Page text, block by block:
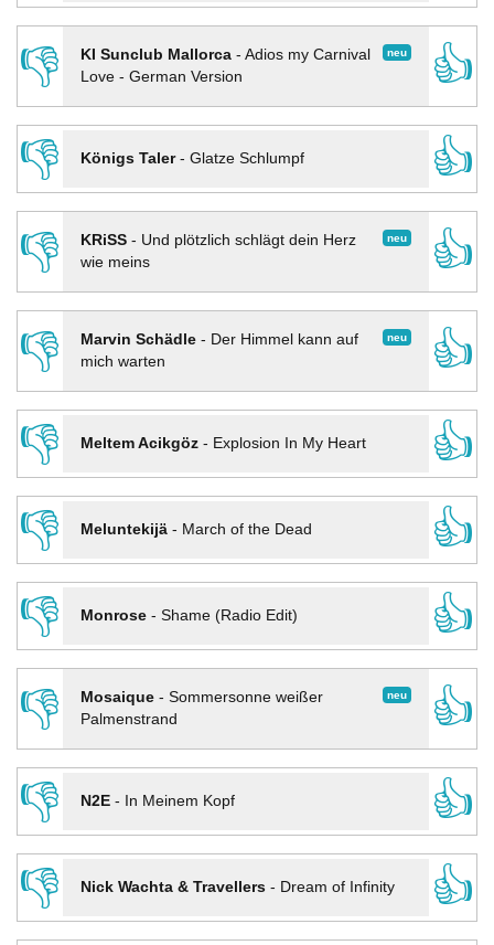
👎
neu
KI Sunclub Mallorca- Adios my Carnival
Love - German Version
👍
👎
Königs Taler- Glatze Schlumpf
👍
👎
neu
KRiSS- Und plötzlich schlägt dein Herz
wie meins
👍
👎 neu
Marvin Schädle- Der Himmel kann auf
mich warten
👍
👎
Meltem Acikgöz- Explosion In My Heart
👍
👎
Meluntekijä- March of the Dead
👍
👎
Monrose- Shame (Radio Edit)
👍
👎
neu
Mosaique- Sommersonne weißer
Palmenstrand
👍
👎
N2E- In Meinem Kopf
👍
👎
Nick Wachta & Travellers- Dream of Infinity
👍